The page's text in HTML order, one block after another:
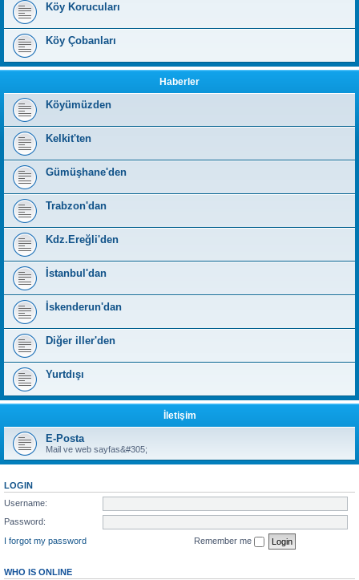
Köy Korucuları
Köy Çobanları
Haberler
Köyümüzden
Kelkit'ten
Gümüşhane'den
Trabzon'dan
Kdz.Ereğli'den
İstanbul'dan
İskenderun'dan
Diğer iller'den
Yurtdışı
İletişim
E-Posta
Mail ve web sayfas&#305;
LOGIN
Username:
Password:
I forgot my password
Remember me
WHO IS ONLINE